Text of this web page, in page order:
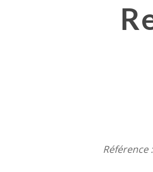
Référence